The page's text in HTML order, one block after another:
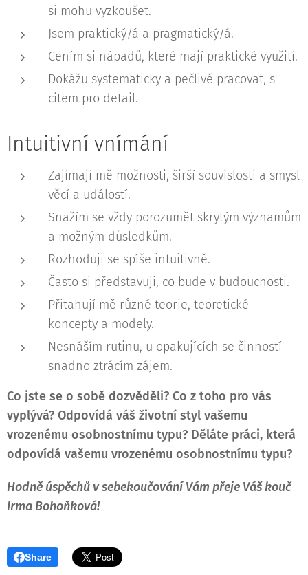
si mohu vyzkoušet.
Jsem praktický/á a pragmatický/á.
Cením si nápadů, které mají praktické využití.
Dokážu systematicky a pečlivě pracovat, s
citem pro detail.
Intuitivní vnímání
Zajímají mě možnosti, širší souvislosti a smysl
věcí a událostí.
Snažím se vždy porozumět skrytým významům
a možným důsledkům.
Rozhoduji se spíše intuitivně.
Často si představuji, co bude v budoucnosti.
Přitahují mě různé teorie, teoretické
koncepty a modely.
Nesnáším rutinu, u opakujících se činností
snadno ztrácím zájem.
Co jste se o sobě dozvěděli? Co z toho pro vás
vyplývá? Odpovídá váš životní styl vašemu
vrozenému osobnostnímu typu? Děláte práci, která
odpovídá vašemu vrozenému osobnostnímu typu?
Hodně úspěchů v sebekoučování Vám přeje Váš kouč
Irma Bohoňková!
Share